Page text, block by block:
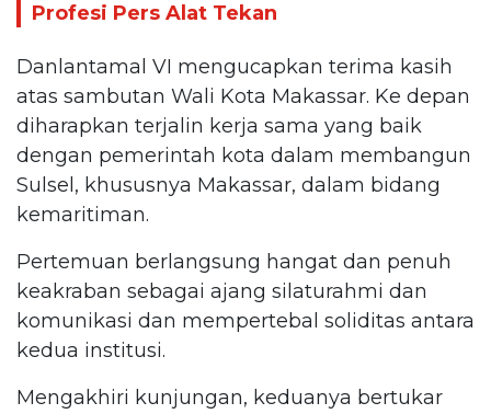
Profesi Pers Alat Tekan
Danlantamal VI mengucapkan terima kasih
atas sambutan Wali Kota Makassar. Ke depan
diharapkan terjalin kerja sama yang baik
dengan pemerintah kota dalam membangun
Sulsel, khususnya Makassar, dalam bidang
kemaritiman.
Pertemuan berlangsung hangat dan penuh
keakraban sebagai ajang silaturahmi dan
komunikasi dan mempertebal soliditas antara
kedua institusi.
Mengakhiri kunjungan, keduanya bertukar